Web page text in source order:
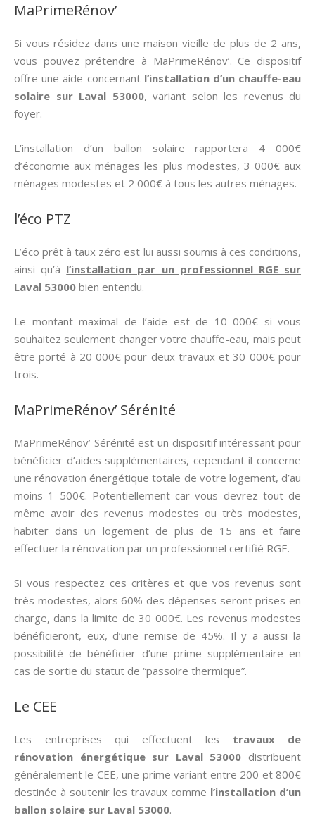
MaPrimeRénov’
Si vous résidez dans une maison vieille de plus de 2 ans,
vous pouvez prétendre à MaPrimeRénov’. Ce dispositif
offre une aide concernant l’installation d’un chauffe-eau
solaire sur Laval 53000, variant selon les revenus du
foyer.
L’installation d’un ballon solaire rapportera 4 000€
d’économie aux ménages les plus modestes, 3 000€ aux
ménages modestes et 2 000€ à tous les autres ménages.
l’éco PTZ
L’éco prêt à taux zéro est lui aussi soumis à ces conditions,
ainsi qu’à l’installation par un professionnel RGE sur
Laval 53000 bien entendu.
Le montant maximal de l’aide est de 10 000€ si vous
souhaitez seulement changer votre chauffe-eau, mais peut
être porté à 20 000€ pour deux travaux et 30 000€ pour
trois.
MaPrimeRénov’ Sérénité
MaPrimeRénov’ Sérénité est un dispositif intéressant pour
bénéficier d’aides supplémentaires, cependant il concerne
une rénovation énergétique totale de votre logement, d’au
moins 1 500€. Potentiellement car vous devrez tout de
même avoir des revenus modestes ou très modestes,
habiter dans un logement de plus de 15 ans et faire
effectuer la rénovation par un professionnel certifié RGE.
Si vous respectez ces critères et que vos revenus sont
très modestes, alors 60% des dépenses seront prises en
charge, dans la limite de 30 000€. Les revenus modestes
bénéficieront, eux, d’une remise de 45%. Il y a aussi la
possibilité de bénéficier d’une prime supplémentaire en
cas de sortie du statut de “passoire thermique”.
Le CEE
Les entreprises qui effectuent les travaux de
rénovation énergétique sur Laval 53000 distribuent
généralement le CEE, une prime variant entre 200 et 800€
destinée à soutenir les travaux comme l’installation d’un
ballon solaire sur Laval 53000.